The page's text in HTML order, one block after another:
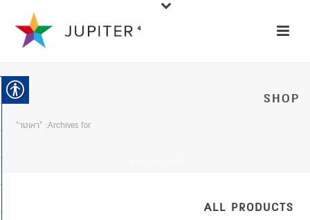
SHOP
Archives for: "ראוטר"
ALL PRODUCTS